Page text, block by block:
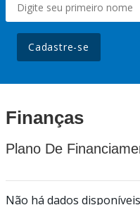
Cadastre-se
Finanças
Plano De
Não há dados disponíveis